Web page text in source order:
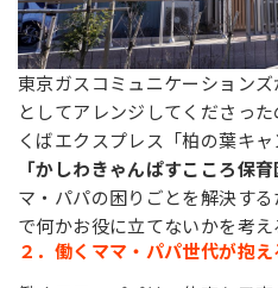
東京ガスコミュニケーション
としてアレンジしてくださっ
くばエクスプレス「柏の葉キャ
「かしわきゃんぱすこころ保育
マ・パパの困りごとを解決す
で何かお役に立てないかを考え
２．働くママ・パパ世代が抱